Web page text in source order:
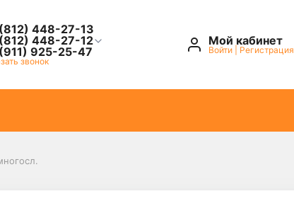
448-27-13
448-27-12
925-25-47
звонок
Мой кабинет
Войти Регистрация